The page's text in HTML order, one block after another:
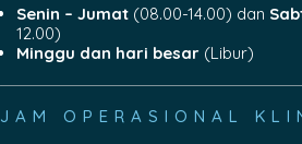
Senin – Jumat(08.00-14.00) dan
12.00)
Minggu dan hari besar(Libur)
JAM OPERASIONAL